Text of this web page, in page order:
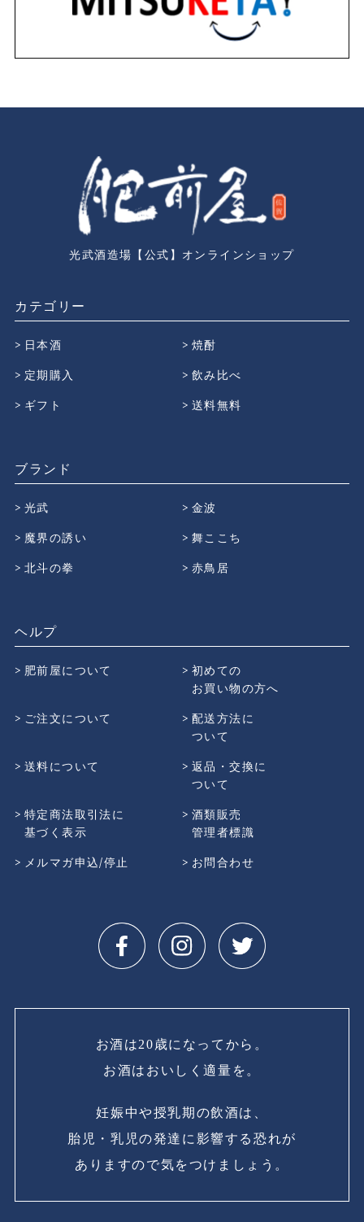
光武酒造場【公式】オンラインショップ
カテゴリー
日本酒
焼酎
定期購入
飲み比べ
ギフト
送料無料
ブランド
光武
金波
魔界の誘い
舞ここち
北斗の拳
赤鳥居
ヘルプ
肥前屋について
初めての
お買い物の方へ
ご注文について
配送方法に
ついて
送料について
返品・交換に
ついて
特定商法取引法に
基づく表示
酒類販売
管理者標識
メルマガ申込/停止
お問合わせ
お酒は20歳になってから。
お酒はおいしく適量を。
妊娠中や授乳期の飲酒は、
胎児・乳児の発達に影響する恐れが
ありますので気をつけましょう。